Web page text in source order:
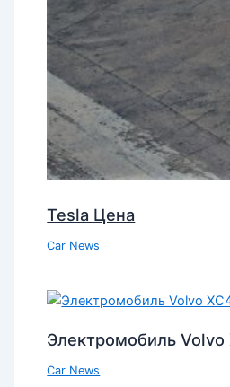
Tesla Цена
Car News
Электромобиль Volvo
Car News